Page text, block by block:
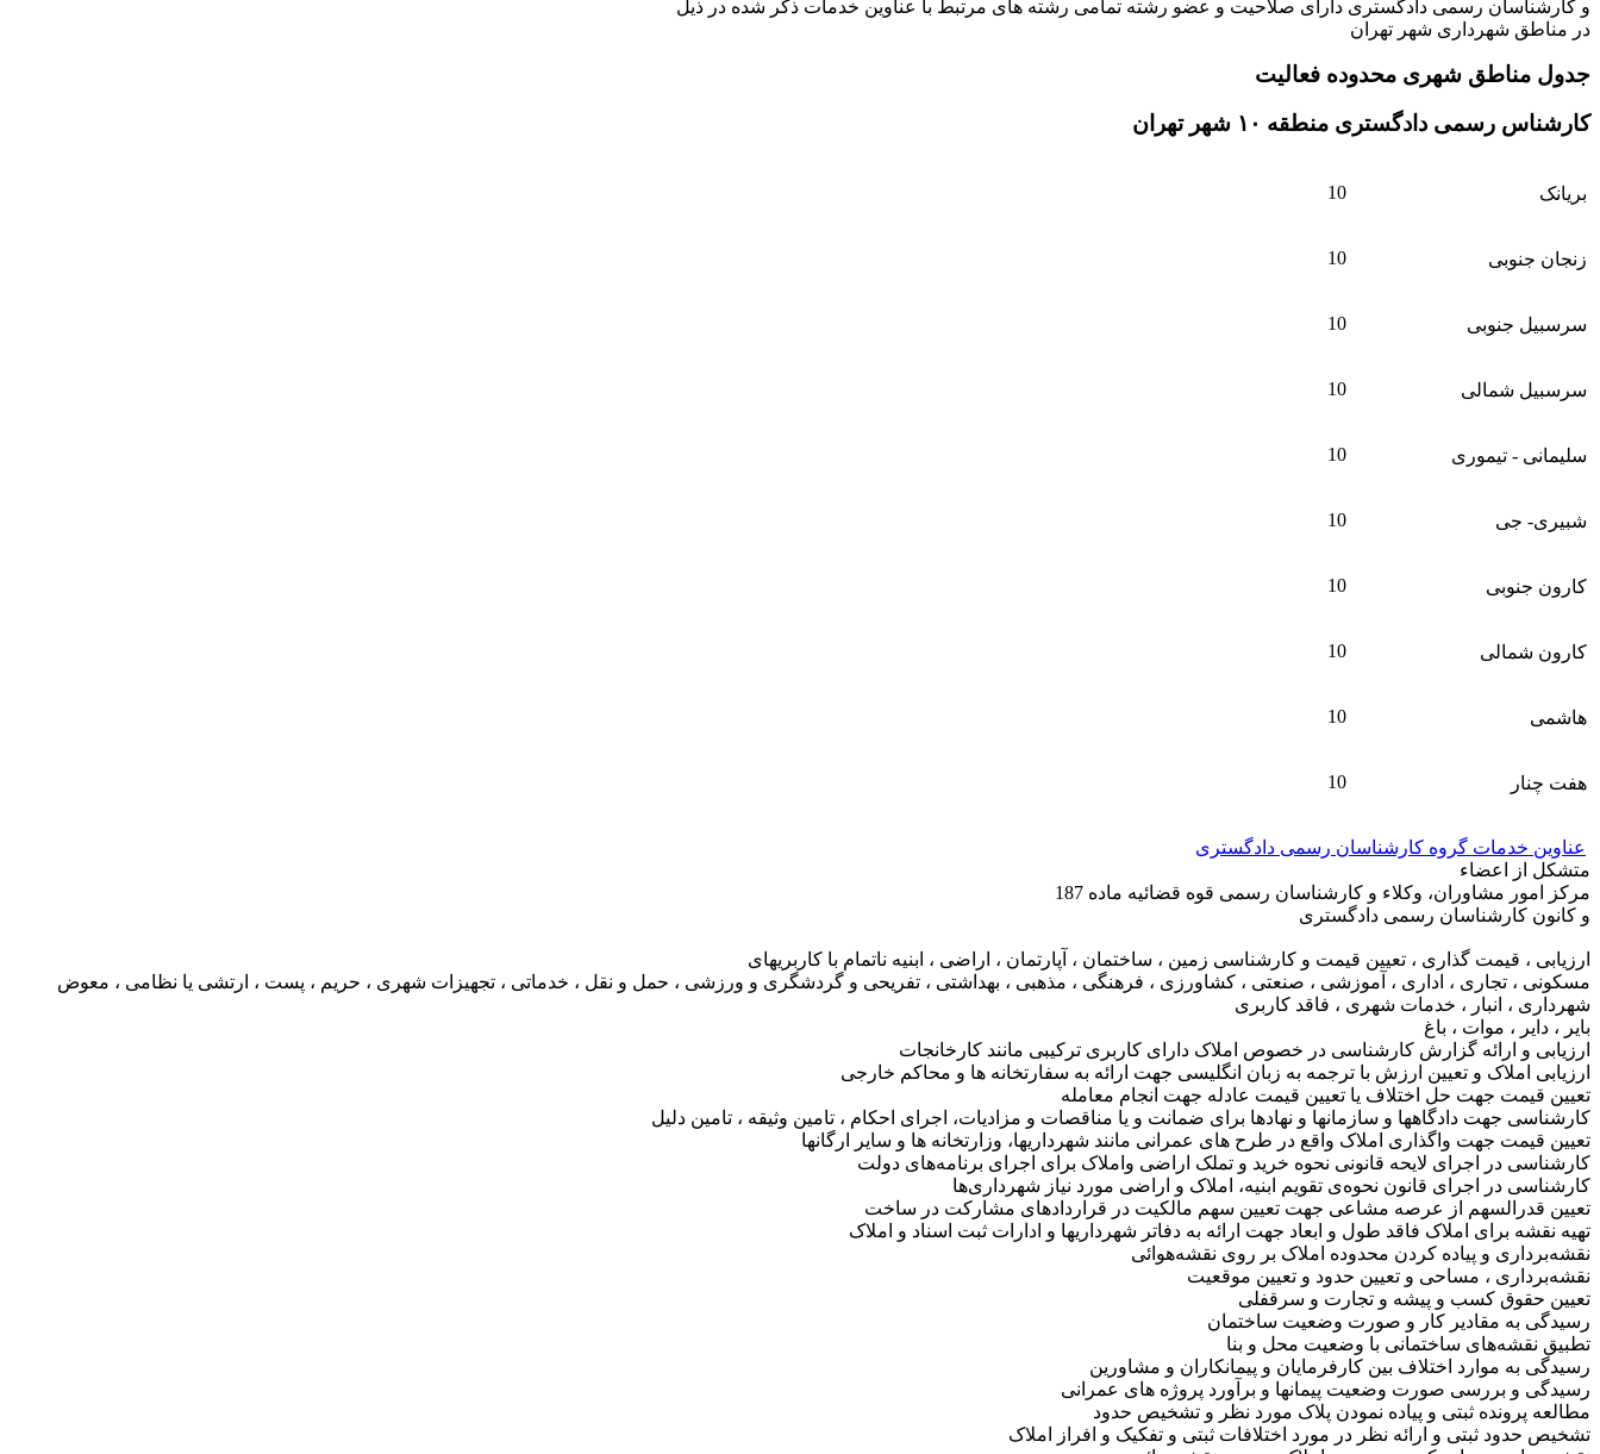
و کارشناسان رسمی دادگستری دارای صلاحیت و عضو رشته تمامی رشته های مرتبط با عناوین خدمات ذکر شده در ذیل
در مناطق شهرداری شهر تهران
جدول مناطق شهری محدوده فعالیت
کارشناس رسمی دادگستری منطقه ۱۰ شهر تهران
بریانک 10
زنجان جنوبی 10
سرسبیل جنوبی 10
سرسبیل شمالی 10
سلیمانی - تیموری 10
شبیری- جی 10
کارون جنوبی 10
کارون شمالی 10
هاشمی 10
هفت چنار 10
عناوین خدمات گروه کارشناسان رسمی دادگستری
متشکل از اعضاء
مرکز امور مشاوران، وکلاء و کارشناسان رسمی قوه قضائیه ماده 187
و کانون کارشناسان رسمی دادگستری
ارزیابی ، قیمت گذاری ، تعیین قیمت و کارشناسی زمین ، ساختمان ، آپارتمان ، اراضی ، ابنیه ناتمام با کاربریهای
مسکونی ، تجاری ، اداری ، آموزشی ، صنعتی ، کشاورزی ، فرهنگی ، مذهبی ، بهداشتی ، تفریحی و گردشگری و ورزشی ، حمل و نقل ، خدماتی ، تجهیزات شهری ، حریم ، پست ، ارتشی یا نظامی ، معوض
شهرداری ، انبار ، خدمات شهری ، فاقد کاربری
بایر ، دایر ، موات ، باغ
ارزیابی و ارائه گزارش کارشناسی در خصوص املاک دارای کاربری ترکیبی مانند کارخانجات
ارزیابی املاک و تعیین ارزش با ترجمه به زبان انگلیسی جهت ارائه به سفارتخانه ها و محاکم خارجی
تعیین قیمت جهت حل اختلاف یا تعیین قیمت عادله جهت انجام معامله
کارشناسی جهت دادگاهها و سازمانها و نهادها برای ضمانت و یا مناقصات و مزادیات، اجرای احکام ، تامین وثیقه ، تامین دلیل
تعیین قیمت جهت واگذاری املاک واقع در طرح های عمرانی مانند شهرداریها، وزارتخانه ها و سایر ارگانها
کارشناسی در اجرای لایحه قانونی نحوه خرید و تملک اراضی واملاک برای اجرای برنامه‌های دولت
کارشناسی در اجرای قانون نحوه‌ی تقویم ابنیه، املاک و اراضی مورد نیاز شهرداری‌ها
تعیین قدرالسهم از عرصه مشاعی جهت تعیین سهم مالکیت در قراردادهای مشارکت در ساخت
تهیه نقشه برای املاک فاقد طول و ابعاد جهت ارائه به دفاتر شهرداریها و ادارات ثبت اسناد و املاک
نقشه‌برداری و پیاده کردن محدوده املاک بر روی نقشه‌هوائی
نقشه‌برداری ، مساحی و تعیین حدود و تعیین موقعیت
تعیین حقوق کسب و پیشه و تجارت و سرقفلی
رسیدگی به مقادیر کار و صورت وضعیت ساختمان
تطبیق نقشه‌های ساختمانی با وضعیت محل و بنا
رسیدگی به موارد اختلاف بین کارفرمایان و پیمانکاران و مشاورین
رسیدگی و بررسی صورت وضعیت پیمانها و برآورد پروژه های عمرانی
مطالعه پرونده ثبتی و پیاده نمودن پلاک مورد نظر و تشخیص حدود
تشخیص حدود ثبتی و ارائه نظر در مورد اختلافات ثبتی و تفکیک و افراز املاک